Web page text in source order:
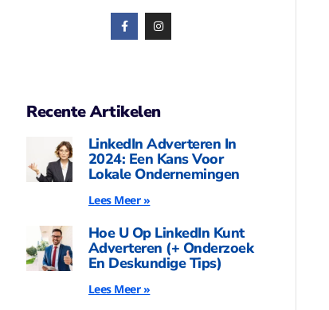
Recente Artikelen
LinkedIn Adverteren In
2024: Een Kans Voor
Lokale Ondernemingen
Lees Meer »
Hoe U Op LinkedIn Kunt
Adverteren (+ Onderzoek
En Deskundige Tips)
Lees Meer »